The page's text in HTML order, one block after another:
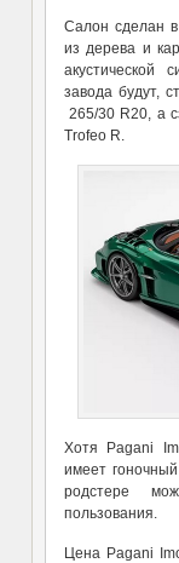
Салон сделан
из дерева и
завода будут,
265/30 R20, а
Trofeo R.
Хотя Pagani
имеет
родстере
пользования.
Цена Pagani